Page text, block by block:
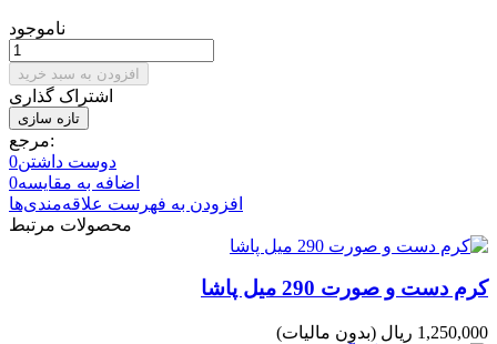
ناموجود
افزودن به سبد خرید
اشتراک گذاری
مرجع:
دوست داشتن0
اضافه به مقایسه0
افزودن به فهرست علاقه‌مندی‌ها
محصولات مرتبط
کرم دست و صورت 290 میل پاشا
1,250,000 ریال (بدون مالیات)